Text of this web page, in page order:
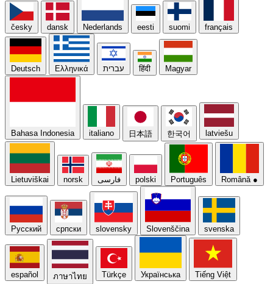
česky dansk Nederlands eesti suomi français
Deutsch Ελληνικά עברית हिंदी Magyar
Bahasa Indonesia italiano 日本語 한국어 latviešu
Lietuviškai norsk فارسی polski Português Română ●
Русский српски slovensky Slovenščina svenska
español ภาษาไทย Türkçe Українська Tiếng Việt